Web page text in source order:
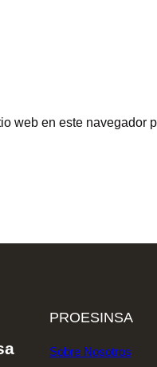
web en este navegador
PROESINSA
Sobre Nosotros